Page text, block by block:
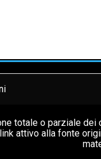
totale o parziale
attivo alla fonte